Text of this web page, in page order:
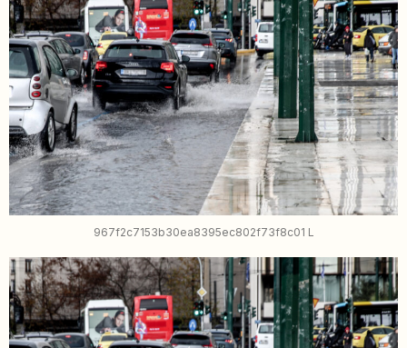
967f2c7153b30ea8395ec802f73f8c01 L